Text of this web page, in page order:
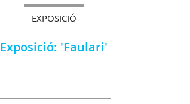
EXPOSICIÓ
Exposició: 'Faulari'